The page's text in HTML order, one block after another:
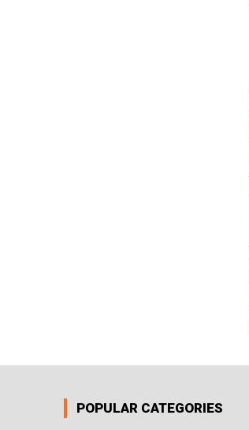
POPULAR CATEGORIES